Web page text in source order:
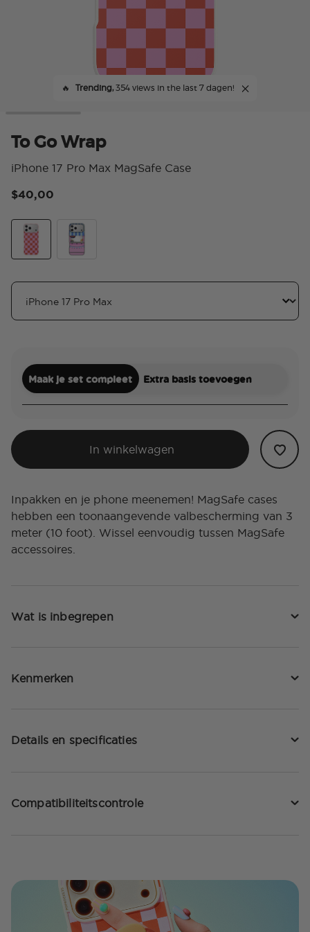
🔥 Trending,354 views in the last 7 dagen!
To Go Wrap
iPhone 17 Pro Max MagSafe Case
$40,00
Maak je set compleet Extra basis toevoegen
In winkelwagen
Inpakken en je phone meenemen! MagSafe cases
hebben een toonaangevende valbescherming van 3
meter (10 foot). Wissel eenvoudig tussen MagSafe
accessoires.
Wat is inbegrepen
Kenmerken
Details en specificaties
Compatibiliteitscontrole